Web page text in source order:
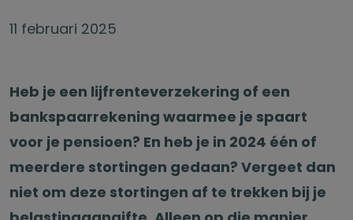
11 februari 2025
Heb je een lijfrenteverzekering of een
bankspaarrekening waarmee je spaart
voor je pensioen? En heb je in 2024 één of
meerdere stortingen gedaan? Vergeet dan
niet om deze stortingen af te trekken bij je